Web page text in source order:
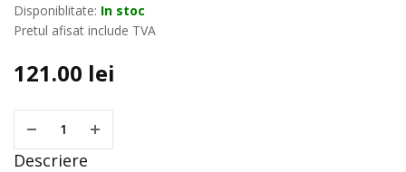
Disponiblitate: In stoc
Pretul afisat include TVA
121.00 lei
Descriere